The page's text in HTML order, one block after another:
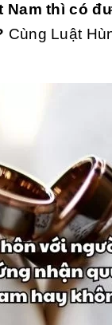
Nam thì có
Cùng Luật